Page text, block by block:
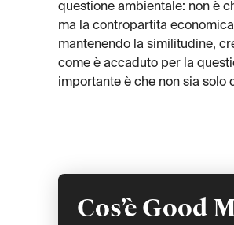
questione ambientale: non è
ma la contropartita
mantenendo la similitudine,
come è accaduto per la
importante è che non sia solo
Cos’è Good